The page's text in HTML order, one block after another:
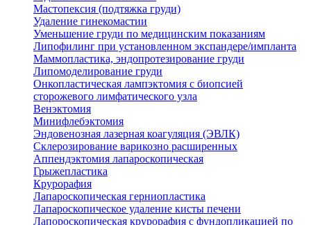
Мастопексия (подтяжка груди)
Удаление гинекомастии
Уменьшение груди по медицинским показаниям
Липофилинг при установленном экспандере/импланта
Маммопластика, эндопротезирование груди
Липомоделирование груди
Онкопластическая лампэктомия с биопсией
сторожевого лимфатического узла
Венэктомия
Минифлебэктомия
Эндовенозная лазерная коагуляция (ЭВЛК)
Склерозирование варикозно расширенных
Аппендэктомия лапароскопическая
Грыжепластика
Крурорафия
Лапароскопическая герниопластика
Лапароскопическое удаление кисты печени
Лапороскопическая крурорафия с фундопликацией по